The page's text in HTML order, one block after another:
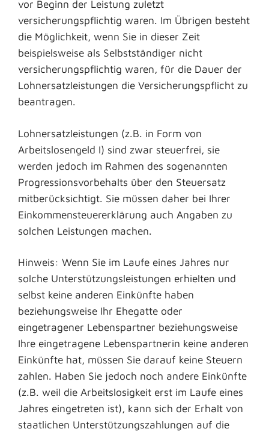
vor Beginn der Leistung zuletzt
versicherungspflichtig waren. Im Übrigen besteht
die Möglichkeit, wenn Sie in dieser Zeit
beispielsweise als Selbstständiger nicht
versicherungspflichtig waren, für die Dauer der
Lohnersatzleistungen die Versicherungspflicht zu
beantragen.
Lohnersatzleistungen (z.B. in Form von
Arbeitslosengeld I) sind zwar steuerfrei, sie
werden jedoch im Rahmen des sogenannten
Progressionsvorbehalts über den Steuersatz
mitberücksichtigt. Sie müssen daher bei Ihrer
Einkommensteuererklärung auch Angaben zu
solchen Leistungen machen.
Hinweis: Wenn Sie im Laufe eines Jahres nur
solche Unterstützungsleistungen erhielten und
selbst keine anderen Einkünfte haben
beziehungsweise Ihr Ehegatte oder
eingetragener Lebenspartner beziehungsweise
Ihre eingetragene Lebenspartnerin keine anderen
Einkünfte hat, müssen Sie darauf keine Steuern
zahlen. Haben Sie jedoch noch andere Einkünfte
(z.B. weil die Arbeitslosigkeit erst im Laufe eines
Jahres eingetreten ist), kann sich der Erhalt von
staatlichen Unterstützungszahlungen auf die